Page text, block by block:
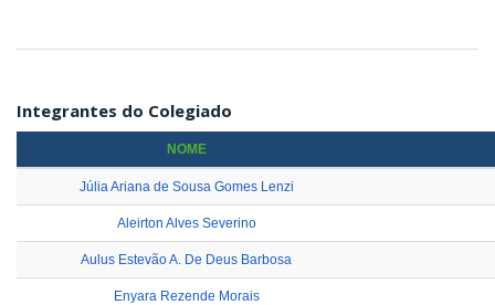
Integrantes do Colegiado
NOME
Júlia Ariana de Sousa Gomes Lenzi
Aleirton Alves Severino
Aulus Estevão A. De Deus Barbosa
Enyara Rezende Morais